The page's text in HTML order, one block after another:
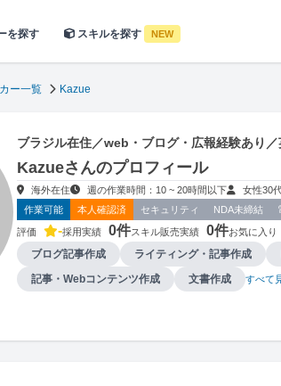
を探す スキルを探す NEW
ー一覧 Kazue
ブラジル在住／web・ブログ・広報経験あり
Kazueさんのプロフィール
海外在住 週の作業時間：10 ~ 20時間以下 女性30
作業可能
本人確認済 セキュリティ NDA未締結
評価 -採用実績 0件スキル販売実績 0件お気に入り
ブログ記事作成 ライティング・記事作成
記事・Webコンテンツ作成
文書作成 すべて